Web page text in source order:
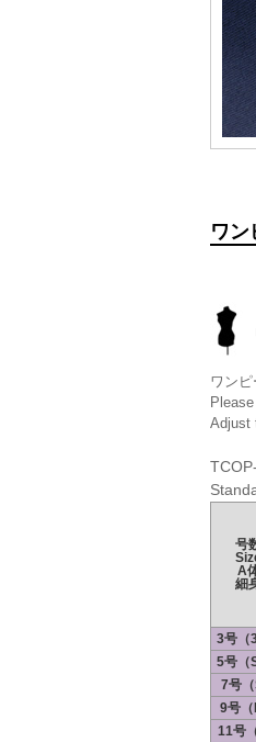
ワ
ワン
Adjust
号
A
細
3号（
5号（
7号（
9号（
11号